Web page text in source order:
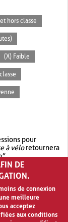
hors classe
(X) Faible
pour
à véloretournera
.
.garage OR vélo
à vélo
DE
de connexion
meilleure
acceptez
aux conditions